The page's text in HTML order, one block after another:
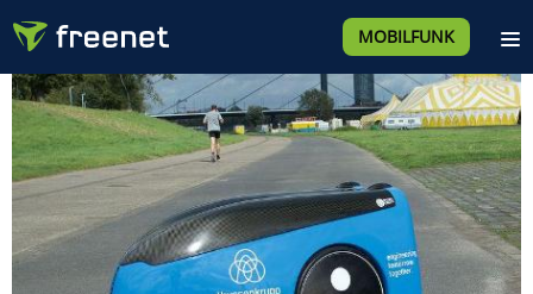
MOBILFUNK